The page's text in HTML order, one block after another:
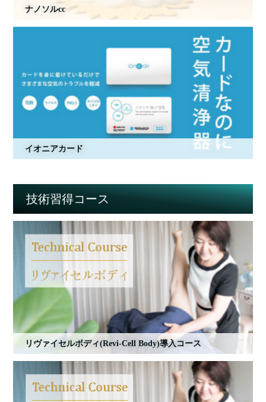
ナノソルcc
イオニアカード
技術習得コース
リヴァイセルボディ(Revi-Cell Body)導入コース